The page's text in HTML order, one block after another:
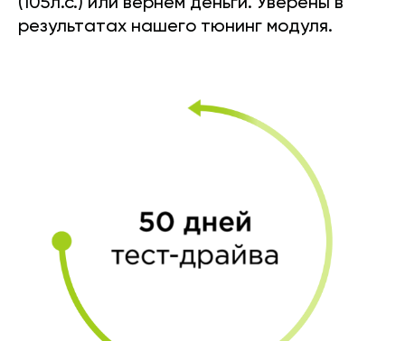
результатах нашего тюнинг модуля.